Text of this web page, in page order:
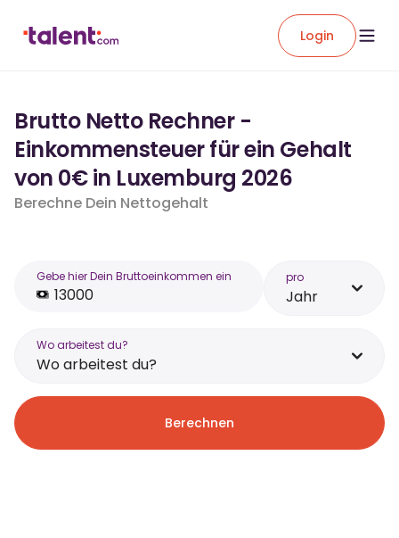
Login
Brutto Netto Rechner -
Einkommensteuer für ein Gehalt
von 0€ in Luxemburg 2026
Berechne Dein Nettogehalt
Gebe hier Dein Bruttoeinkommen ein pro
Jahr
Wo arbeitest du?
Wo arbeitest du?
Berechnen